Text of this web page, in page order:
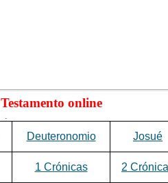
online
Deuteronomio Josué
1 Crónicas 2